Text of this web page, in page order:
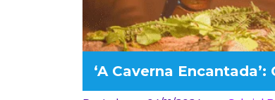
‘A Caverna